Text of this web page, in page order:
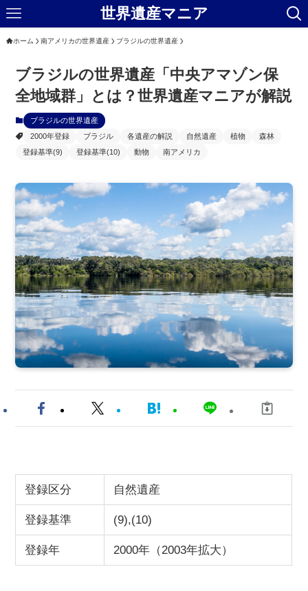
世界遺産マニア
ホーム 南アメリカの世界遺産 ブラジルの世界遺産
ブラジルの世界遺産「中央アマゾン保
全地域群」とは？世界遺産マニアが解説
ブラジルの世界遺産
2000年登録
ブラジル 各遺産の解説 自然遺産 植物
森林
登録基準(9)
登録基準(10) 動物 南アメリカ
登録区分 自然遺産
登録基準 (9),(10)
登録年 2000年（2003年拡大）